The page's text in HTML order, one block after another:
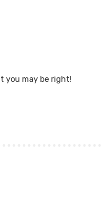
you may be right!